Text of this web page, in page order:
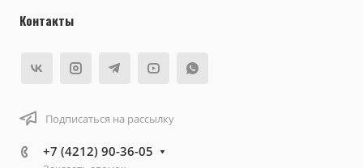
Контакты
Подписаться на рассылку
+7 (4212) 90-36-05